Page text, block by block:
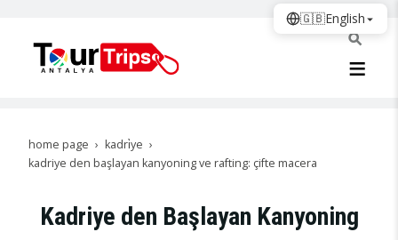
home page
kadri̇ye
kadriye den başlayan kanyoning ve rafting: çifte macera
Kadriye den Başlayan Kanyoning
🇬🇧English